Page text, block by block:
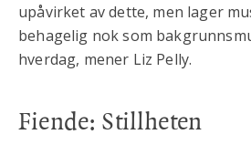
upåvirket av dette, men lager
behagelig nok som
hverdag, mener Liz Pelly.
Fiende: Stillheten